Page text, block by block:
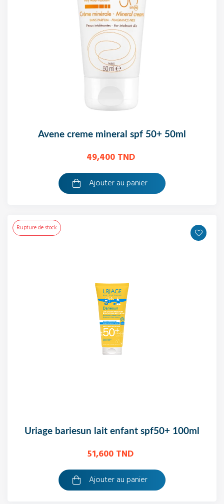
avene creme mineral spf 50+ 50ml
49,400 TND
Ajouter au panier
Rupture de stock
uriage bariesun lait enfant spf50+ 100ml
51,600 TND
Ajouter au panier